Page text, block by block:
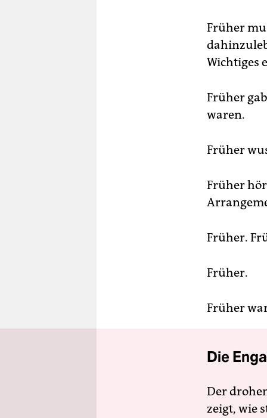
Früher
Wichtiges
Früher
waren.
Früher
Früher
Früher.
Früher.
Früher
Die
Der
zeigt, wie